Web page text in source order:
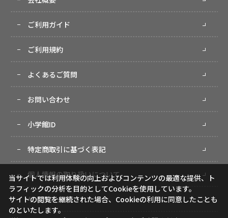
ご利用ガイド
ご利用規約
よくあるご質問
お問い合わせ
小学館ID
特定商取引に基づく表記
個人情報の取り扱いについて
サイトマップ
当サイトでは利用体験の向上およびコンテンツの最適な提供、ト
ラフィックの分析を目的としてCookieを使用しています。
サイトの閲覧を継続された場合、Cookieの利用に同意したことも
のといたします。